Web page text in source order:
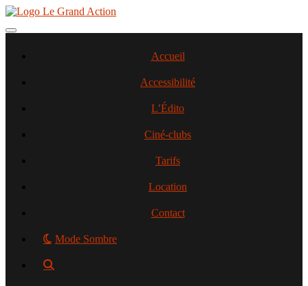
Aller
contenu
Toggle navigation
Accueil
Accessibilité
L’Édito
Ciné-clubs
Tarifs
Location
Contact
Mode Sombre